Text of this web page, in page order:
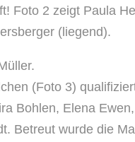
Foto 2 zeigt Paula
(liegend).
(Foto 3)
Bohlen, Elena
Betreut wurde die